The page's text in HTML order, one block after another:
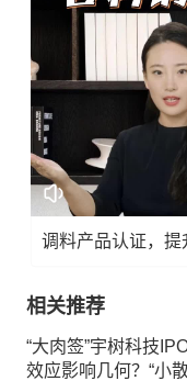
调料产品认证，提
相关推荐
“大肉签”宇树科技
效应影响几何？“小